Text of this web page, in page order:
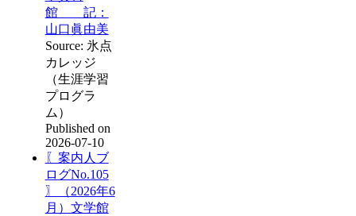
館 記：
山口眞由美
Source: 氷点
カレッジ
（生涯学習
プログラ
ム）
Published on
2026-07-10
〖案内人ブ
ログNo.105
〗（2026年6
月）文学館